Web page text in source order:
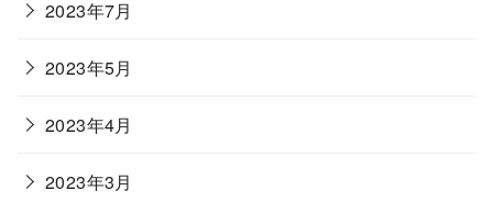
2023年7月
2023年5月
2023年4月
2023年3月